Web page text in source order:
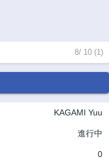
8/ 10 (1)
KAGAMI Yuu
進行中
0